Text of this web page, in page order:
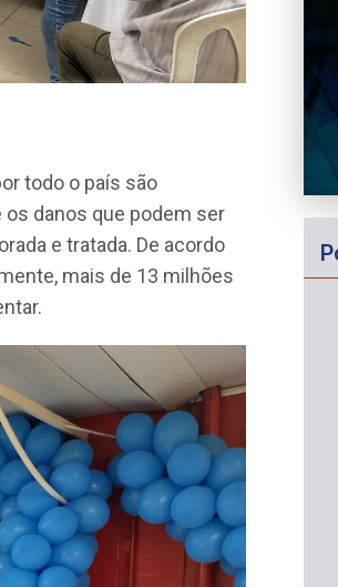
todo o país são
danos que podem ser
e tratada. De acordo
mais de 13 milhões